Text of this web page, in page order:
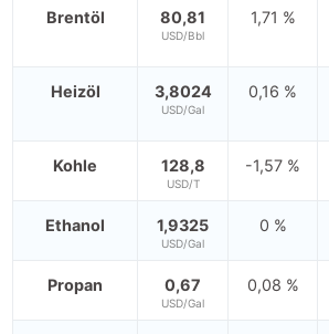
Brentöl 80,81
USD/Bbl
1,71 %
Heizöl 3,8024
USD/Gal
0,16 %
Kohle 128,8
USD/T
-1,57 %
Ethanol 1,9325
USD/Gal
0 %
Propan 0,67
USD/Gal
0,08 %